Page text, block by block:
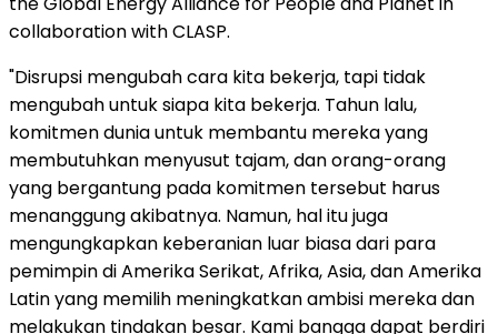
collaboration with CLASP.
"Disrupsi mengubah cara kita bekerja, tapi tidak
mengubah untuk siapa kita bekerja. Tahun lalu,
komitmen dunia untuk membantu mereka yang
membutuhkan menyusut tajam, dan orang-orang
yang bergantung pada komitmen tersebut harus
menanggung akibatnya. Namun, hal itu juga
mengungkapkan keberanian luar biasa dari para
pemimpin di Amerika Serikat, Afrika, Asia, dan Amerika
Latin yang memilih meningkatkan ambisi mereka dan
melakukan tindakan besar. Kami bangga dapat berdiri